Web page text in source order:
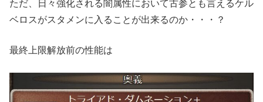
ただ、日々強化される闇属性において古参とも言えるケル
ベロスがスタメンに入ることが出来るのか・・・？
最終上限解放前の性能は